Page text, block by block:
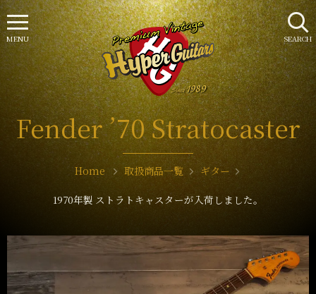
Fender ’70 Stratocaster
Home 取扱商品一覧 ギター
1970年製 ストラトキャスターが入荷しました。
SEARCH
MENU